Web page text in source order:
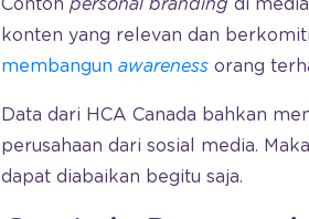
Contoh personal branding di
konten yang relevan dan
membangun awareness orang
Data dari HCA Canada bahkan
perusahaan dari sosial media.
dapat diabaikan begitu saja.